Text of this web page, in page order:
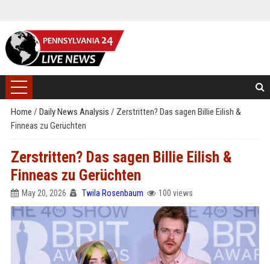
Home / Daily News Analysis / Zerstritten? Das sagen Billie Eilish &
Finneas zu Gerüchten
Zerstritten? Das sagen Billie Eilish &
Finneas zu Gerüchten
May 20, 2026 Twila Rosenbaum 100 views